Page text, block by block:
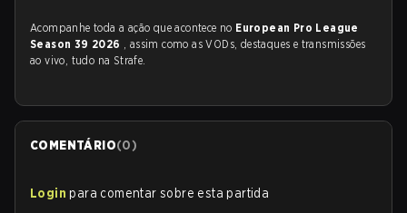
Acompanhe toda a ação que acontece no European Pro League
Season 39 2026 , assim como as VODs, destaques e transmissões
ao vivo, tudo na Strafe.
COMENTÁRIO(0)
Login para comentar sobre esta partida